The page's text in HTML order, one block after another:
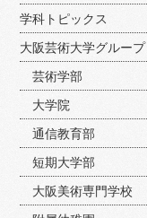
学科トピックス
大阪芸術大学グループ
芸術学部
大学院
通信教育部
短期大学部
大阪美術専門学校